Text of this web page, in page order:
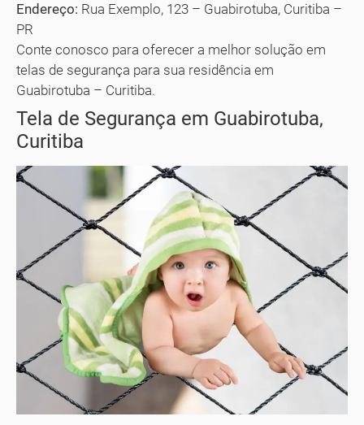
Endereço: Rua Exemplo, 123 – Guabirotuba, Curitiba –
PR
Conte conosco para oferecer a melhor solução em
telas de segurança para sua residência em
Guabirotuba – Curitiba.
Tela de Segurança em Guabirotuba,
Curitiba